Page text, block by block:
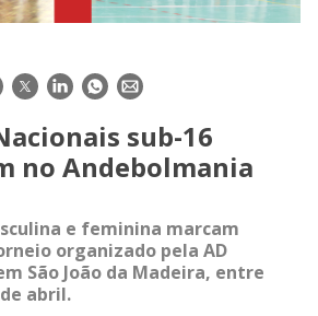
TwitterLinkedInWhatsApp
E-
sub-16
no Andebolmania
e feminina marcam
organizado pela AD
São João da Madeira, entre
abril.